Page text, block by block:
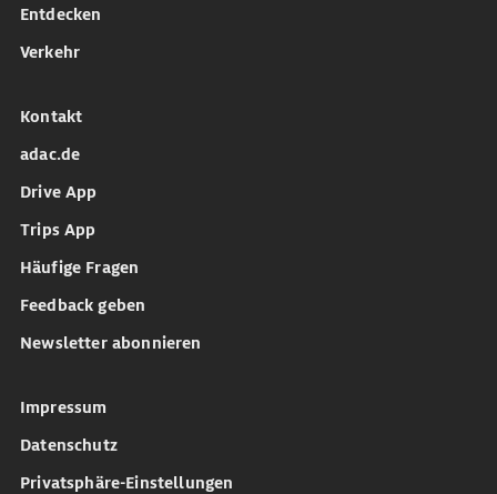
Entdecken
Verkehr
Kontakt
adac.de
Drive App
Trips App
Häufige Fragen
Feedback geben
Newsletter abonnieren
Impressum
Datenschutz
Privatsphäre-Einstellungen